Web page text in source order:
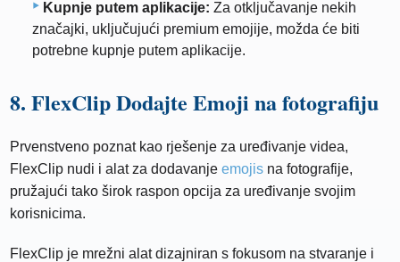
Kupnje putem aplikacije: Za otključavanje nekih
značajki, uključujući premium emojije, možda će biti
potrebne kupnje putem aplikacije.
8. FlexClip Dodajte Emoji na fotografiju
Prvenstveno poznat kao rješenje za uređivanje videa,
FlexClip nudi i alat za dodavanjeemojis na fotografije,
pružajući tako širok raspon opcija za uređivanje svojim
korisnicima.
FlexClip je mrežni alat dizajniran s fokusom na stvaranje i